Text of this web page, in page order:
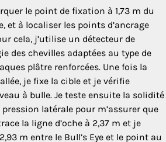
le point de fixation à 1,73 m du
et à localiser les points d’ancrage
cela, j’utilise un détecteur de
des chevilles adaptées au type de
plâtre renforcées. Une fois la
je fixe la cible et je vérifie
à bulle. Je teste ensuite la solidité
latérale pour m’assurer que
la ligne d’oche à 2,37 m et je
m entre le Bull’s Eye et le point au